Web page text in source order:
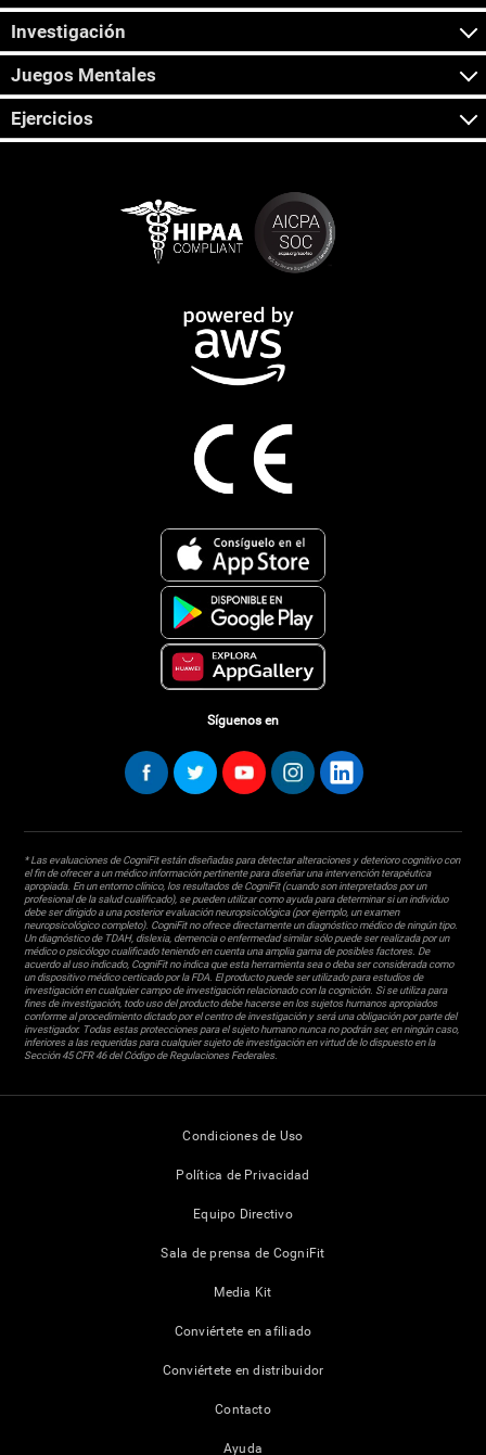
Investigación
Juegos Mentales
Ejercicios
Síguenos en
* Las evaluaciones de CogniFit están diseñadas para detectar alteraciones y deterioro cognitivo con
el fin de ofrecer a un médico información pertinente para diseñar una intervención terapéutica
apropiada. En un entorno clínico, los resultados de CogniFit (cuando son interpretados por un
profesional de la salud cualificado), se pueden utilizar como ayuda para determinar si un individuo
debe ser dirigido a una posterior evaluación neuropsicológica (por ejemplo, un examen
neuropsicológico completo). CogniFit no ofrece directamente un diagnóstico médico de ningún tipo.
Un diagnóstico de TDAH, dislexia, demencia o enfermedad similar sólo puede ser realizada por un
médico o psicólogo cualificado teniendo en cuenta una amplia gama de posibles factores. De
acuerdo al uso indicado, CogniFit no indica que esta herramienta sea o deba ser considerada como
un dispositivo médico certicado por la FDA. El producto puede ser utilizado para estudios de
investigación en cualquier campo de investigación relacionado con la cognición. Si se utiliza para
fines de investigación, todo uso del producto debe hacerse en los sujetos humanos apropiados
conforme al procedimiento dictado por el centro de investigación y será una obligación por parte del
investigador. Todas estas protecciones para el sujeto humano nunca no podrán ser, en ningún caso,
inferiores a las requeridas para cualquier sujeto de investigación en virtud de lo dispuesto en la
Sección 45 CFR 46 del Código de Regulaciones Federales.
Condiciones de Uso
Política de Privacidad
Equipo Directivo
Sala de prensa de CogniFit
Media Kit
Conviértete en afiliado
Conviértete en distribuidor
Contacto
Ayuda